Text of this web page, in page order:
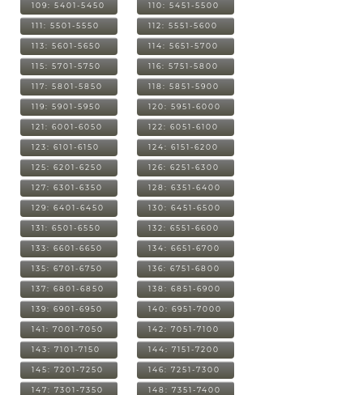
109: 5401-5450 110: 5451-5500
111: 5501-5550 112: 5551-5600
113: 5601-5650 114: 5651-5700
115: 5701-5750 116: 5751-5800
117: 5801-5850 118: 5851-5900
119: 5901-5950 120: 5951-6000
121: 6001-6050 122: 6051-6100
123: 6101-6150 124: 6151-6200
125: 6201-6250 126: 6251-6300
127: 6301-6350 128: 6351-6400
129: 6401-6450 130: 6451-6500
131: 6501-6550 132: 6551-6600
133: 6601-6650 134: 6651-6700
135: 6701-6750 136: 6751-6800
137: 6801-6850 138: 6851-6900
139: 6901-6950 140: 6951-7000
141: 7001-7050 142: 7051-7100
143: 7101-7150 144: 7151-7200
145: 7201-7250 146: 7251-7300
147: 7301-7350 148: 7351-7400